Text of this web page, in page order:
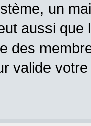
un
aussi
des
valide